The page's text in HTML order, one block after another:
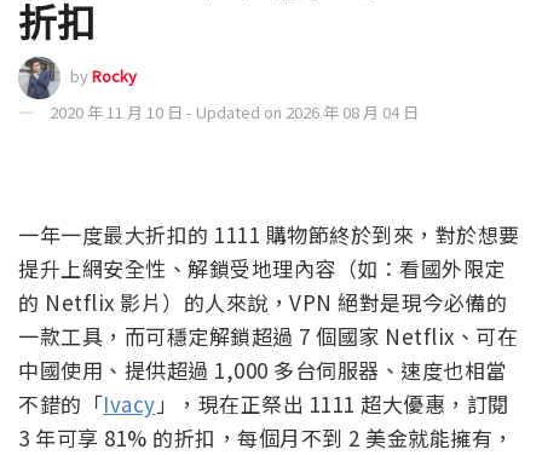
折扣
byRocky
2020 年 11 月 10 日 - Updated on 2026 年 08 月 04 日
一年一度最大折扣的 1111 購物節終於到來，對於想要
提升上網安全性、解鎖受地理內容（如：看國外限定
的 Netflix 影片）的人來說，VPN 絕對是現今必備的
一款工具，而可穩定解鎖超過 7 個國家 Netflix、可在
中國使用、提供超過 1,000 多台伺服器、速度也相當
不錯的「Ivacy」，現在正祭出 1111 超大優惠，訂閱
3 年可享 81% 的折扣，每個月不到 2 美金就能擁有，